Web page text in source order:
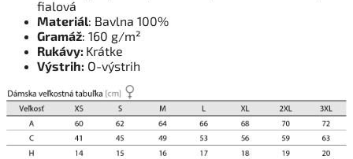
fialová
Materiál: Bavlna 100%
Gramáž: 160 g/m²
Rukávy: Krátke
Výstrih: O-výstrih